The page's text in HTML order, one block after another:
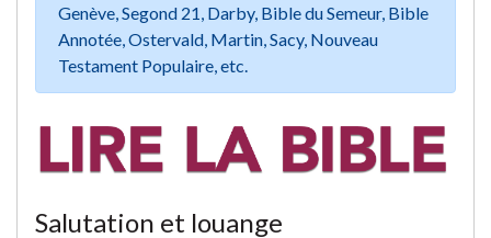
Genève, Segond 21, Darby, Bible du Semeur, Bible
Annotée, Ostervald, Martin, Sacy, Nouveau
Testament Populaire, etc.
Salutation et louange